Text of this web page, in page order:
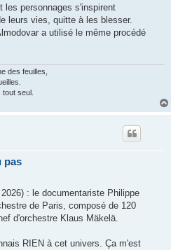
les personnages s'inspirent
leurs vies, quitte à les blesser.
a utilisé le même procédé
des feuilles,
seul.
pas
: le documentariste Philippe
de Paris, composé de 120
d'orchestre Klaus Mäkelä.
RIEN à cet univers. Ça m'est